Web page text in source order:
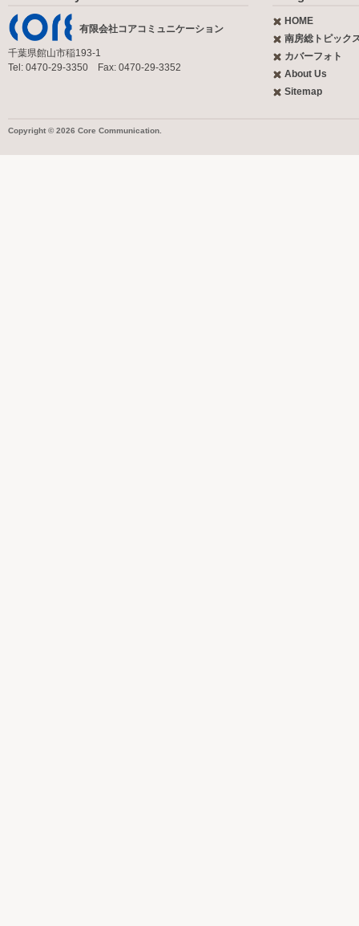
有限会社コアコミュニケーション
千葉県館山市稲193-1
Tel: 0470-29-3350 Fax: 0470-29-3352
HOME
南房総トピック
カバーフォト
About Us
Sitemap
Copyright © 2026 Core Communication.